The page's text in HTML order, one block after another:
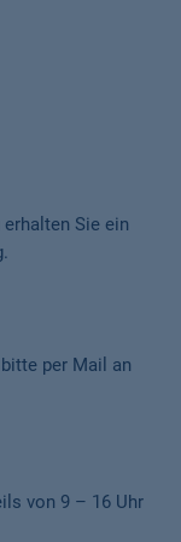
Sie ein
per Mail an
von 9 – 16 Uhr